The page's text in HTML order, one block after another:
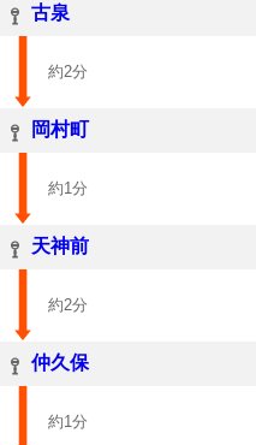
古泉
約2分
岡村町
約1分
天神前
約2分
仲久保
約1分